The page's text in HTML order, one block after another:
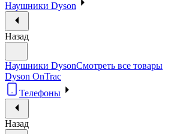
Наушники Dyson
Назад
Наушники DysonСмотреть все товары
Dyson OnTrac
Телефоны
Назад